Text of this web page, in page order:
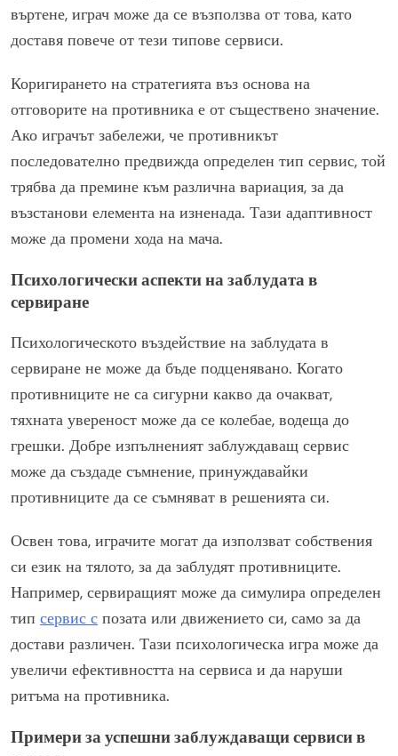
въртене, играч може да се възползва от това, като
доставя повече от тези типове сервиси.
Коригирането на стратегията въз основа на
отговорите на противника е от съществено значение.
Ако играчът забележи, че противникът
последователно предвижда определен тип сервис, той
трябва да премине към различна вариация, за да
възстанови елемента на изненада. Тази адаптивност
може да промени хода на мача.
Психологически аспекти на заблудата в
сервиране
Психологическото въздействие на заблудата в
сервиране не може да бъде подценявано. Когато
противниците не са сигурни какво да очакват,
тяхната увереност може да се колебае, водеща до
грешки. Добре изпълненият заблуждаващ сервис
може да създаде съмнение, принуждавайки
противниците да се съмняват в решенията си.
Освен това, играчите могат да използват собствения
си език на тялото, за да заблудят противниците.
Например, сервиращият може да симулира определен
тип сервис с позата или движението си, само за да
достави различен. Тази психологическа игра може да
увеличи ефективността на сервиса и да наруши
ритъма на противника.
Примери за успешни заблуждаващи сервиси в